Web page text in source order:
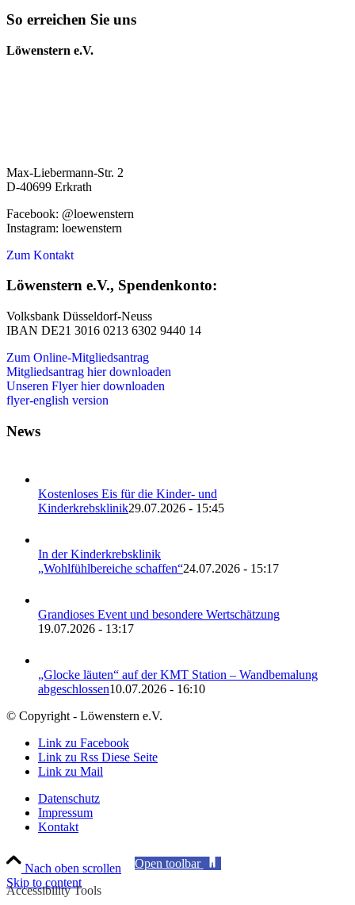
So erreichen Sie uns
Löwenstern e.V.
Max-Liebermann-Str. 2
D-40699 Erkrath
Facebook: @loewenstern
Instagram: loewenstern
Zum Kontakt
Löwenstern e.V., Spendenkonto:
Volksbank Düsseldorf-Neuss
IBAN DE21 3016 0213 6302 9440 14
Zum Online-Mitgliedsantrag
Mitgliedsantrag hier downloaden
Unseren Flyer hier downloaden
flyer-english version
News
Kostenloses Eis für die Kinder- und
Kinderkrebsklinik29.07.2026 - 15:45
In der Kinderkrebsklinik
„Wohlfühlbereiche schaffen“24.07.2026 - 15:17
Grandioses Event und besondere Wertschätzung
19.07.2026 - 13:17
„Glocke läuten“ auf der KMT Station – Wandbemalung
abgeschlossen10.07.2026 - 16:10
© Copyright - Löwenstern e.V.
Link zu Facebook
Link zu Rss Diese Seite
Link zu Mail
Datenschutz
Impressum
Kontakt
Nach oben scrollen
Skip to content
Open toolbar
Accessibility Tools